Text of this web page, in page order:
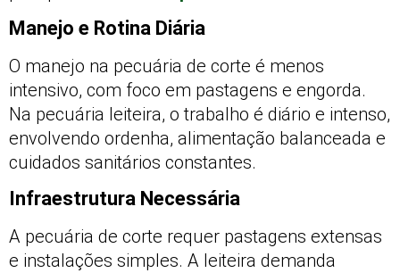
Manejo e Rotina Diária
O manejo na pecuária de corte é menos
intensivo, com foco em pastagens e engorda.
Na pecuária leiteira, o trabalho é diário e intenso,
envolvendo ordenha, alimentação balanceada e
cuidados sanitários constantes.
Infraestrutura Necessária
A pecuária de corte requer pastagens extensas
e instalações simples. A leiteira demanda